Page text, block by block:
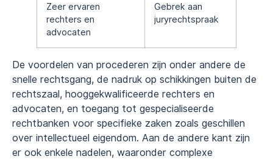
Zeer ervaren
rechters en
advocaten
Gebrek aan
juryrechtspraak
De voordelen van procederen zijn onder andere de
snelle rechtsgang, de nadruk op schikkingen buiten de
rechtszaal, hooggekwalificeerde rechters en
advocaten, en toegang tot gespecialiseerde
rechtbanken voor specifieke zaken zoals geschillen
over intellectueel eigendom. Aan de andere kant zijn
er ook enkele nadelen, waaronder complexe